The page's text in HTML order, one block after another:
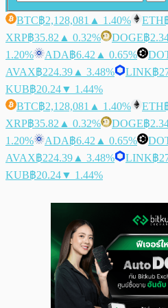
BTC฿2,128,081 ▲ 1.40% ETH
XRP฿35.82 ▲ 0.32% DOGE฿
1.20%
ADA฿6.42 ▲ 0.65%
AVAX฿224.39 ▲ 3.48% LINK฿
KUB฿20.24▼ 1.44%
BTC฿2,128,081 ▲ 1.40% ETH
XRP฿35.82 ▲ 0.32% DOGE฿
1.20%
ADA฿6.42 ▲ 0.65%
AVAX฿224.39 ▲ 3.48% LINK฿
KUB฿20.24▼ 1.44%